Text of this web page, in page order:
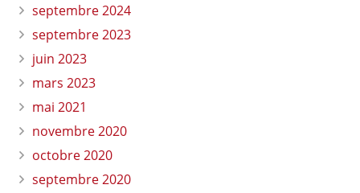
septembre 2024
septembre 2023
juin 2023
mars 2023
mai 2021
novembre 2020
octobre 2020
septembre 2020